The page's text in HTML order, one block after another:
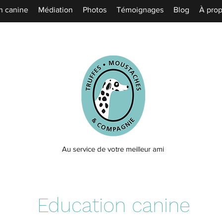
canine Médiation Photos Témoignages Blog À
Au service de votre meilleur ami
Education canine